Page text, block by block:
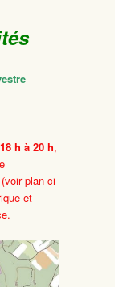
h à 20 h,
plan ci-
et